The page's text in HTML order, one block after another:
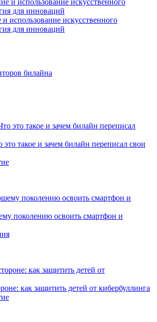
использование искусственного
для инноваций
билайна
такое и зачем билайн переписал свои
поколению освоить смартфон и
как защитить детей от кибербуллинга